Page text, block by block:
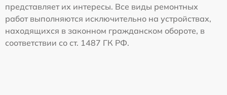
представляет их интересы. Все виды ремонтных
работ выполняются исключительно на устройствах,
находящихся в законном гражданском обороте, в
соответствии со ст. 1487 ГК РФ.